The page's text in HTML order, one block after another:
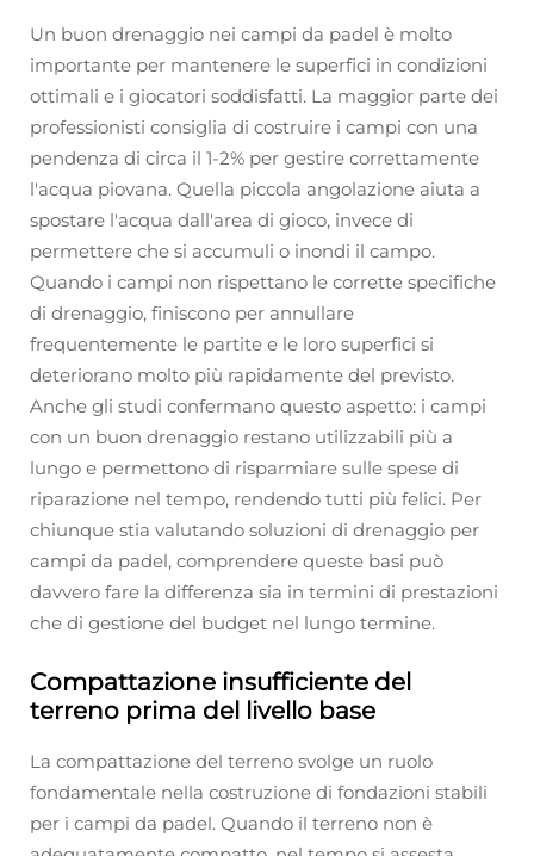
Un buon drenaggio nei campi da padel è molto
importante per mantenere le superfici in condizioni
ottimali e i giocatori soddisfatti. La maggior parte dei
professionisti consiglia di costruire i campi con una
pendenza di circa il 1-2% per gestire correttamente
l'acqua piovana. Quella piccola angolazione aiuta a
spostare l'acqua dall'area di gioco, invece di
permettere che si accumuli o inondi il campo.
Quando i campi non rispettano le corrette specifiche
di drenaggio, finiscono per annullare
frequentemente le partite e le loro superfici si
deteriorano molto più rapidamente del previsto.
Anche gli studi confermano questo aspetto: i campi
con un buon drenaggio restano utilizzabili più a
lungo e permettono di risparmiare sulle spese di
riparazione nel tempo, rendendo tutti più felici. Per
chiunque stia valutando soluzioni di drenaggio per
campi da padel, comprendere queste basi può
davvero fare la differenza sia in termini di prestazioni
che di gestione del budget nel lungo termine.
Compattazione insufficiente del
terreno prima del livello base
La compattazione del terreno svolge un ruolo
fondamentale nella costruzione di fondazioni stabili
per i campi da padel. Quando il terreno non è